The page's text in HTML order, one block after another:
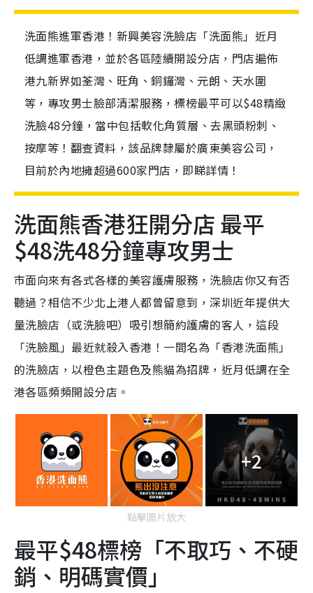
洗面熊進軍香港！新興美容洗臉店「洗面熊」近月
低調進軍香港，並於各區陸續開設分店，門店遍佈
港九新界如荃灣、旺角、銅鑼灣、元朗、天水圍
等，專攻男士臉部清潔服務，標榜最平可以$48精緻
洗臉48分鐘，當中包括軟化角質層、去黑頭粉刺、
按摩等！翻查資料，該品牌隸屬於廣東美容公司，
目前於內地擁超過600家門店，即睇詳情！
洗面熊香港狂開分店 最平
$48洗48分鐘專攻男士
市面向來有各式各樣的美容護膚服務，洗臉店你又有否
聽過？相信不少北上港人都曾留意到，深圳近年提供大
量洗臉店（或洗臉吧）吸引想簡約護膚的客人，這段
「洗臉風」最近就殺入香港！一間名為「香港洗面熊」
的洗臉店，以橙色主題色及熊貓為招牌，近月低調在全
港各區頻頻開設分店。
+2
點擊圖片放大
最平$48標榜「不取巧、不硬
銷、明碼實價」